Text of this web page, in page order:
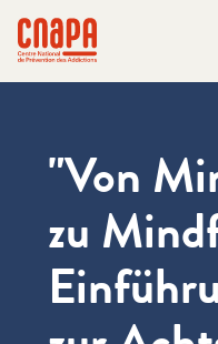
cnapa
"Von
zu